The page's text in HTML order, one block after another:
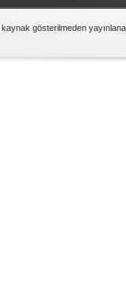
gösterilmeden